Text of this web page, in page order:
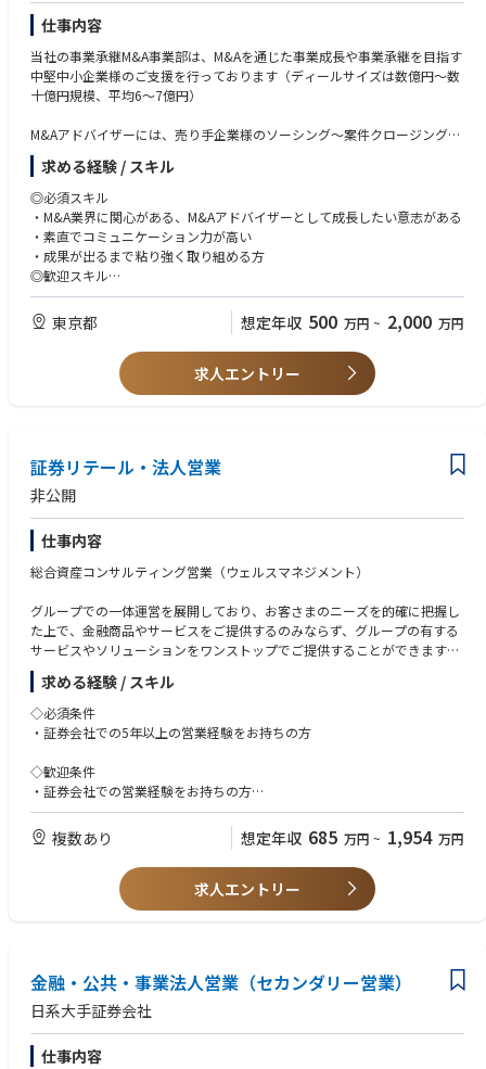
国内外の大手金融機関、プライベートエクイティファンド、アセットマネ
ージャーを顧客として、証券化、LBOファイナンス、プロジェクトファイ
ナンス、不動産・インフラ投資等の大型案件に携わります。単なる営業職
ではなく、顧客とのリレーション構築からストラクチャリング、条件交
渉、クロージング、受託後のプロジェクトマネジメントまでを一貫して担
当するフロントオフィス業務です。経営陣と直接連携しながら事業拡大の
最前線を担い、顧客ごとに最適な信託ソリューションを創出していただき
仕事内容
当社の事業承継M&A事業部は、M&Aを通じた事業成長や事業承継を目指す
中堅中小企業様のご支援を行っております（ディールサイズは数億円～数
十億円規模、平均6～7億円）
M&Aアドバイザーには、売り手企業様のソーシング～案件クロージングま
でのM&A案件業務を一気通貫で担っていただきます。
具体的な業務内容
- M&A案件の開拓、提案
- 企業評価、資料の作成
- 買い手企業への具体的な提案
- 契約書案作成、条件調整、条件交渉
- クロージング
求める経験 / スキル
◎必須スキル
・M&A業界に関心がある、M&Aアドバイザーとして成長したい意志がある
・素直でコミュニケーション力が高い
・成果が出るまで粘り強く取り組める方
◎歓迎スキル
・ファイナンス、会計、税務、法務等に関連する業務経験を有する
・またはファイナンス・会計/税務に関する知識を有する（簿記3級程度の
会計知識）
・アウトバンド営業、新規開拓営業のご経験（3年以上）
※テレアポ、飛び込み営業など
東京都 想定年収 500 万円 ~ 2,000 万円
求人エントリー
証券リテール・法人営業
非公開
仕事内容
総合資産コンサルティング営業（ウェルスマネジメント）
グループでの一体運営を展開しており、お客さまのニーズを的確に把握し
た上で、金融商品やサービスをご提供するのみならず、グループの有する
サービスやソリューションをワンストップでご提供することができます。
総合金融コンサルティング営業を実践いただきます。
※ご希望、適正に応じて、リテール営業部、法人営業部の選択となりま
す。
求める経験 / スキル
◇必須条件
・証券会社での5年以上の営業経験をお持ちの方
◇歓迎条件
・証券会社での営業経験をお持ちの方
（一度証券会社を退職し、他業界の職務を経験した方の応募も可能です）
複数あり 想定年収 685 万円 ~ 1,954 万円
求人エントリー
金融・公共・事業法人営業（セカンダリー営業）
日系大手証券会社
仕事内容